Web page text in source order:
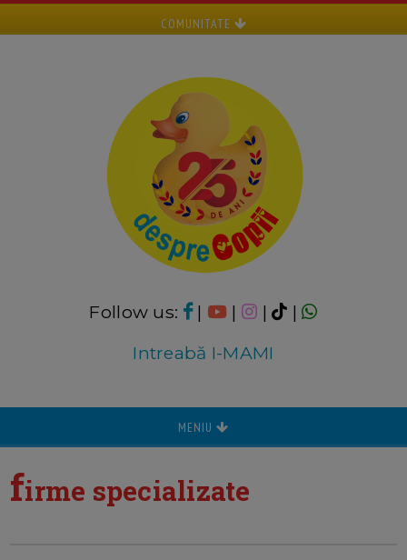
COMUNITATE
Follow us: | | |
|
Intreabă I-MAMI
MENIU
firme specializate